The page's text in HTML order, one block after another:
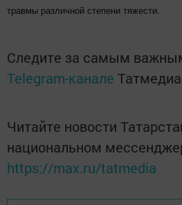
травмы различной степени тяжести.
Следите за самым
Telegram-канале Татмедиа
Читайте новости
национальном
https://max.ru/tatmedia